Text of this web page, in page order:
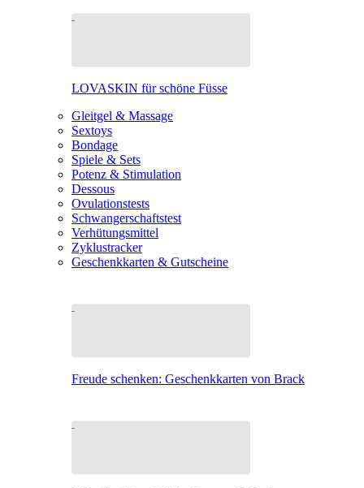
LOVASKIN für schöne Füsse
Gleitgel & Massage
Sextoys
Bondage
Spiele & Sets
Potenz & Stimulation
Dessous
Ovulationstests
Schwangerschaftstest
Verhütungsmittel
Zyklustracker
Geschenkkarten & Gutscheine
Freude schenken: Geschenkkarten von Brack